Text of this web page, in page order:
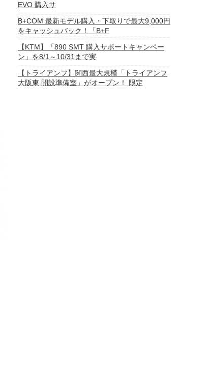
EVO 購入サ
B+COM 最新モデル購入・下取りで最大9,000円
をキャッシュバック！「B+F
【KTM】「890 SMT 購入サポートキャンペー
ン」を8/1～10/31まで実
【トライアンフ】関西最大規模「トライアンフ
大阪東 開設準備室」がオープン！ 限定